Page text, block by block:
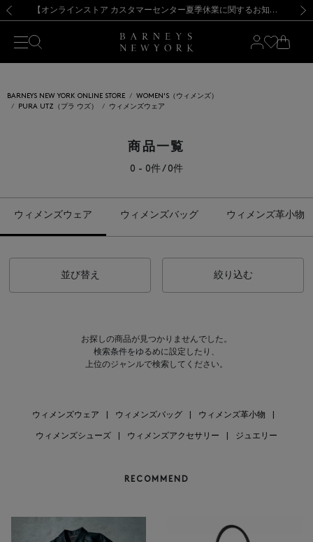
新規登録のお客様も対象！＜MY BARNEYS＞会員のお客様は11,000円（税込）以上のお買上げで常時送料無料！お買い物の際は会員登録を！
【夏季休業に伴う出荷一時停止のお知らせ】(2026.8.7) 【オンラインストア カスタマーセンター夏季休業に関するお知らせ】（2026.8.7）
【夏季休業に伴う返品・交換承り一時停止のお知らせ】（2026.8.5）
熊本県を中心とした地震の影響によるお荷物のお届けについて
【開催中】SUMMER SALEのご案内・ご注意事項 新規登録のお客様も対象！＜MY BARNEYS＞会員のお客様は11,000円（税込）以上のお買上げで常時送料無料！お買い物の際は会員登録を！
【夏季休業に伴う出荷一時停止のお知らせ】(2026.8.7)
BARNEYS NEW YORK ONLINE STORE
WOMEN'S（ウィメンズ）
PURA UTZ（プラ ウズ）
ウィメンズウェア
商品一覧
0 - 0件 / 0件
ウィメンズウェア ウィメンズバッグ ウィメンズ革小物
並び替え 絞り込む
お探しの商品が見つかりませんでした。
検索条件をゆるめに設定したり、
上位のジャンルで検索してください。
ウィメンズウェア ウィメンズバッグ ウィメンズ革小物
ウィメンズシューズ ウィメンズアクセサリー ジュエリー
RECOMMEND